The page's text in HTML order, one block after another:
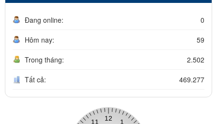
Đang online: 0
Hôm nay: 59
Trong tháng: 2.502
Tất cả: 469.277